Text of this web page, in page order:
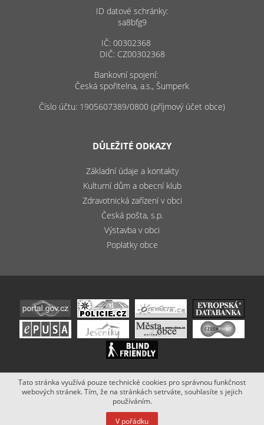
ID datové schránky:
sa8bfg9
IČ: 00302368
DIČ: CZ00302368
Bankovní spojení:
Česká spořitelna, a.s., Šumperk
Číslo účtu: 1905607389/0800 (příjmový účet obce)
DŮLEŽITÉ ODKAZY
Základní údaje a kontakty
Kulturní dům a obecní klub
Zdravotnická zařízení v obci
Česká pošta, s.p.
Výstavba v obci
Poplatky obce
Copyright (c) 2020 - 2019 Obec Bludov. Stránky vytvořil a spravuje
Netsimple.
Tato stránka využívá pouze technické cookies pro správnou funkčnost
webových stránek. Tím, že na stránkách setrváte, souhlasíte s jejich
používáním.
V pořádku